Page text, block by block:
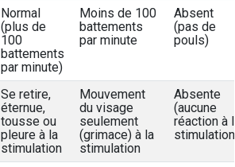
Normal
(plus de
100
battements
par minute)
Moins de 100
battements
par minute
Absent
(pas de
pouls)
Se retire,
éternue,
tousse ou
pleure à la
stimulation
Mouvement
du visage
seulement
(grimace) à la
stimulation
Absente
(aucune
réaction à la
stimulation)